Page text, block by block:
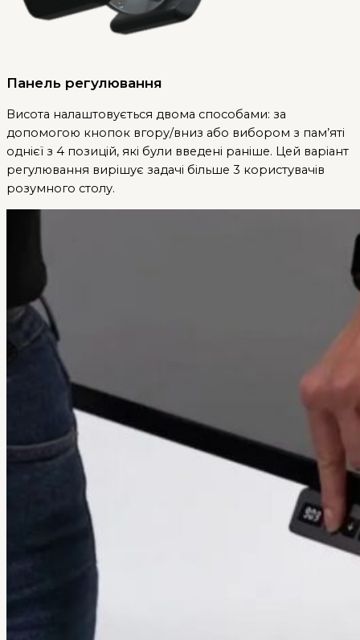
Панель регулювання
Висота налаштовується двома способами: за
допомогою кнопок вгору/вниз або вибором з пам’яті
однієї з 4 позицій, які були введені раніше. Цей варіант
регулювання вирішує задачі більше 3 користувачів
розумного столу.